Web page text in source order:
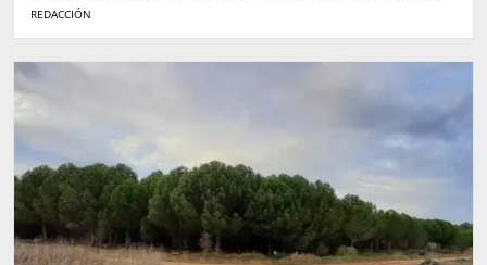
queso en España
REDACCIÓN